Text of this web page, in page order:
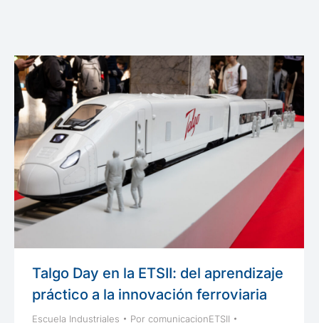
Talgo Day en la ETSII: del aprendizaje
práctico a la innovación ferroviaria
Escuela Industriales Por comunicacionETSII